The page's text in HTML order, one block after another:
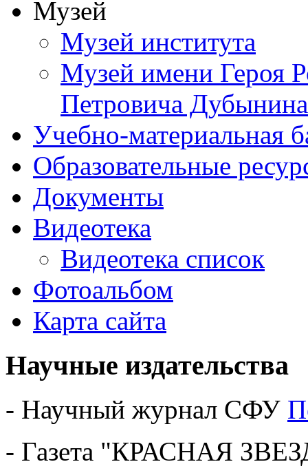
Музей
Музей института
Музей имени Героя
Петровича Дубынина
Учебно-материальная
Образовательные
Документы
Видеотека
Видеотека список
Фотоальбом
Карта сайта
Научные издательства
- Научный журнал СФУ
- Газета "КРАСНАЯ